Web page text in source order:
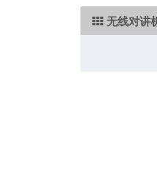
无线对讲